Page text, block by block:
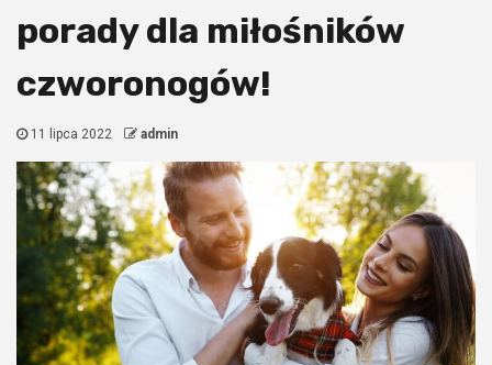
porady dla miłośników
czworonogów!
11 lipca 2022 admin